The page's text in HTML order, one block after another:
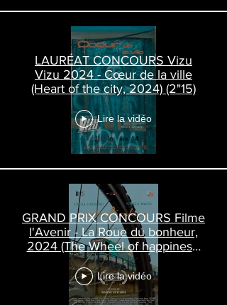
LAURÉAT CONCOURS Vizu
Vizu 2024 - Cœur de la ville
(Heart of the city, 2024) (2"15)
Lire la vidéo
GRAND PRIX CONCOURS Filme
l'Avenir - La Roue du bonheur,
2024 (The Wheel of happiness)
(3'52)
Lire la vidéo